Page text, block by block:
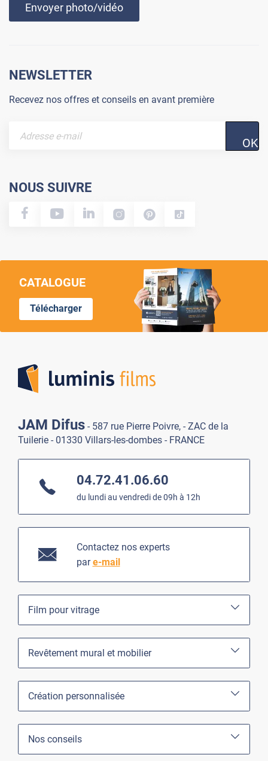
Envoyer photo/vidéo
NEWSLETTER
Recevez nos offres et conseils en avant première
OK
NOUS SUIVRE
CATALOGUE
Télécharger
JAM Difus - 587 rue Pierre Poivre, - ZAC de la
Tuilerie - 01330 Villars-les-dombes - FRANCE
04.72.41.06.60
du lundi au vendredi de 09h à 12h
Contactez nos experts
pare-mail
Film pour vitrage
Revêtement mural et mobilier
Création personnalisée
Nos conseils